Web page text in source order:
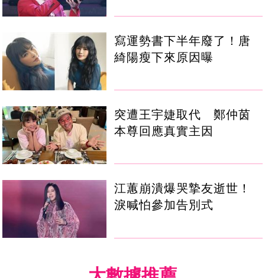
寫運勢書下半年廢了！唐
綺陽瘦下來原因曝
突遭王宇婕取代 鄭仲茵
本尊回應真實主因
江蕙崩潰爆哭摯友逝世！
淚喊怕參加告別式